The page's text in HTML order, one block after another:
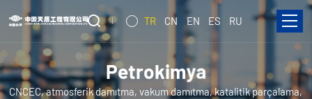
TR CN EN ES RU
Petrokimya
CNCEC, atmosferik damıtma, vakum damıtma, katalitik parçalama,